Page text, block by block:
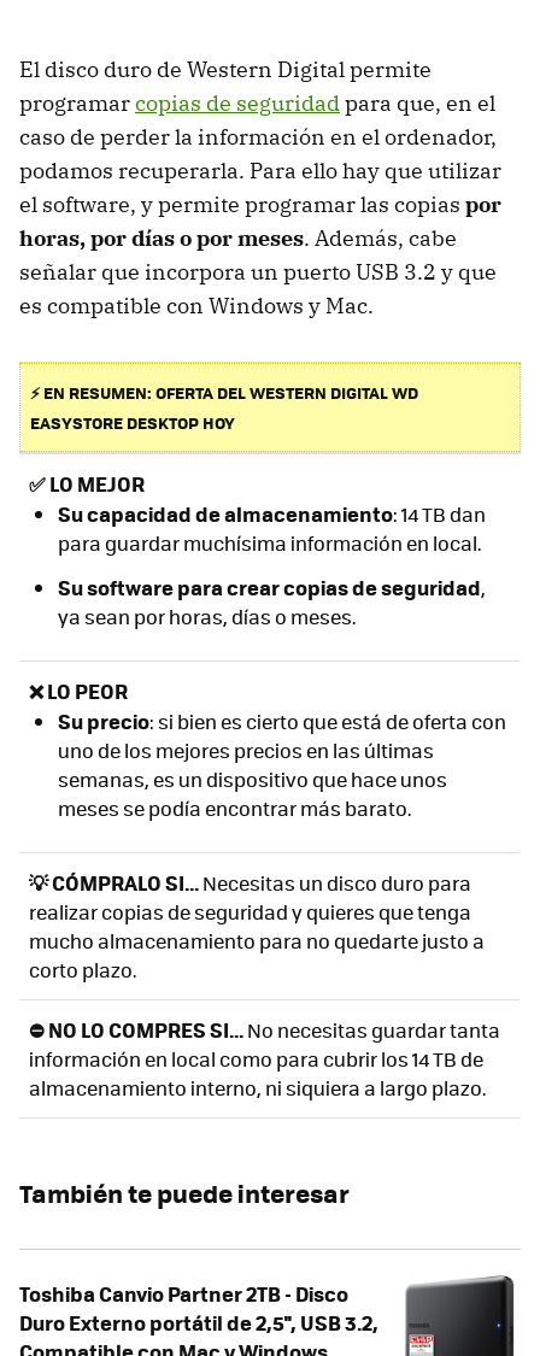
El disco duro de Western Digital permite
programarcopias de seguridadpara que, en el
caso de perder la información en el ordenador,
podamos recuperarla. Para ello hay que utilizar
el software, y permite programar las copias por
horas, por días o por meses. Además, cabe
señalar que incorpora un puerto USB 3.2 y que
es compatible con Windows y Mac.
⚡ EN RESUMEN: OFERTA DEL WESTERN DIGITAL WD
EASYSTORE DESKTOP HOY
✅LO MEJOR
Su capacidad de almacenamiento: 14 TB dan
para guardar muchísima información en local.
Su software para crear copias de seguridad,
ya sean por horas, días o meses.
❌ LO PEOR
Su precio: si bien es cierto que está de oferta con
uno de los mejores precios en las últimas
semanas, es un dispositivo que hace unos
meses se podía encontrar más barato.
💡 CÓMPRALO SI...Necesitas un disco duro para
realizar copias de seguridad y quieres que tenga
mucho almacenamiento para no quedarte justo a
corto plazo.
⛔ NO LO COMPRES SI...No necesitas guardar tanta
información en local como para cubrir los 14 TB de
almacenamiento interno, ni siquiera a largo plazo.
También te puede interesar
Toshiba Canvio Partner 2TB - Disco
Duro Externo portátil de 2,5'', USB 3.2,